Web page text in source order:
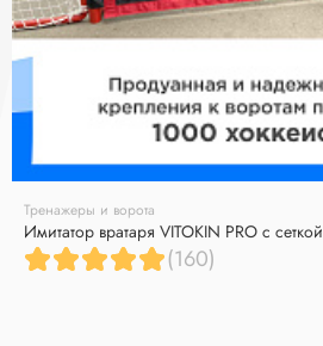
Тренажеры и ворота
Имитатор вратаря VITOKIN PRO с сеткой
(160)